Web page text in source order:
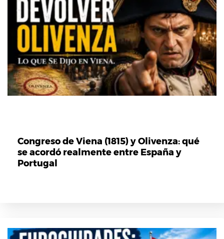
Congreso de Viena (1815) y Olivenza: qué
se acordó realmente entre España y
Portugal